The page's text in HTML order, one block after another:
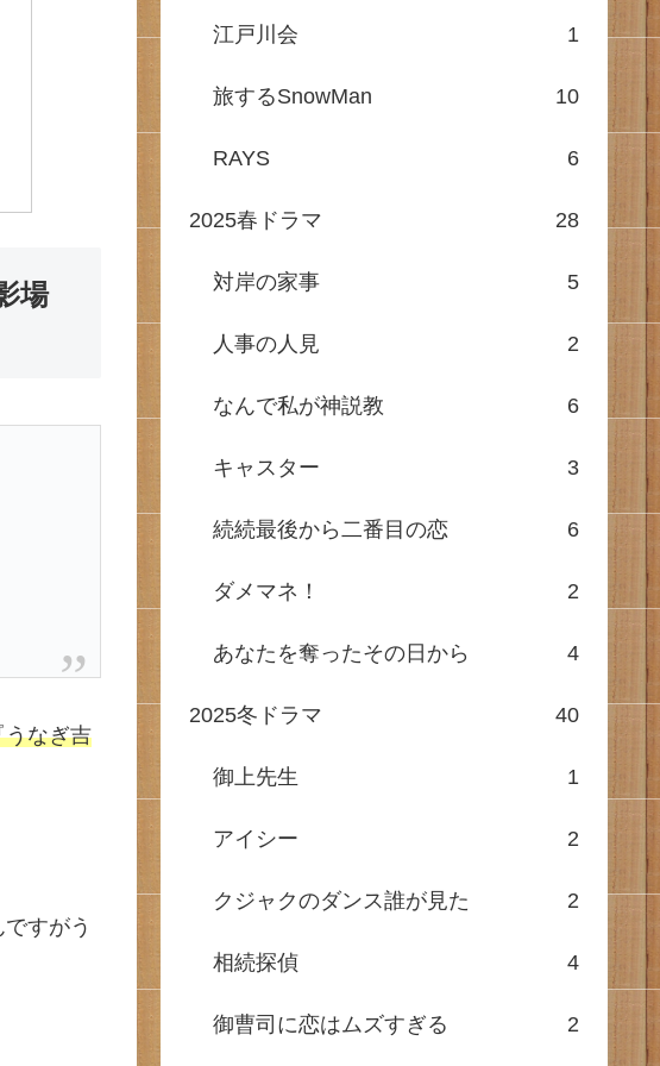
場
うなぎ吉
すがう
江戸川会 1
旅するSnowMan 10
RAYS 6
2025春ドラマ 28
対岸の家事 5
人事の人見 2
なんで私が神説教 6
キャスター 3
続続最後から二番目の恋 6
ダメマネ！ 2
あなたを奪ったその日から 4
2025冬ドラマ 40
御上先生 1
アイシー 2
クジャクのダンス誰が見た 2
相続探偵 4
御曹司に恋はムズすぎる 2